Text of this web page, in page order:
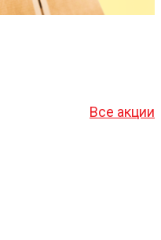
Все акции